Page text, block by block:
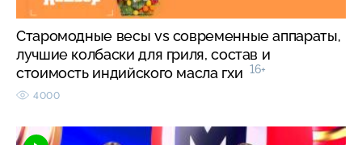
Старомодные весы vs современные аппараты,
лучшие колбаски для гриля, состав и
стоимость индийского масла гхи 16+
4000